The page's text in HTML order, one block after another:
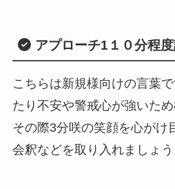
アプローチ1 １０分程
こちらは新規様向けの言葉
たり不安や警戒心が強いため
その際3分咲の笑顔を心がけ
会釈などを取り入れましょう